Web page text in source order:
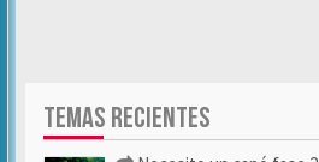
TEMAS RECIENTES